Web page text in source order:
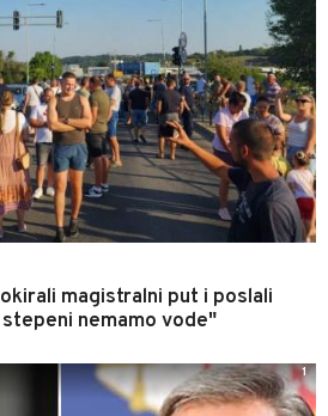
magistralni put i poslali
nemamo vode"
1